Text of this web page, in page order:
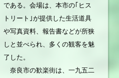
である。会場は、本市の｢ヒス
トリート｣が提供した生活道具
や写真資料、報告書などが所狭
しと並べられ、多くの観客を魅
了した。
奈良市の歓楽街は、一九五二